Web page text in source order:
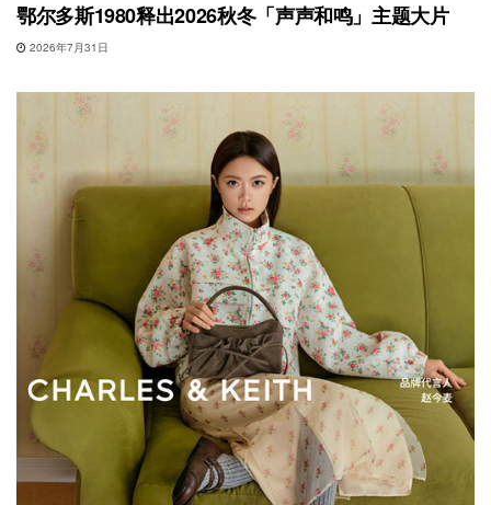
鄂尔多斯1980释出2026秋冬「声声和鸣」主题大片
2026年7月31日